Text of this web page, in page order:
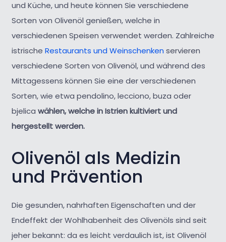
und Küche, und heute können Sie verschiedene
Sorten von Olivenöl genießen, welche in
verschiedenen Speisen verwendet werden. Zahlreiche
istrische Restaurants und Weinschenken servieren
verschiedene Sorten von Olivenöl, und während des
Mittagessens können Sie eine der verschiedenen
Sorten, wie etwa pendolino, lecciono, buza oder
bjelica wählen, welche in Istrien kultiviert und
hergestellt werden.
Olivenöl als Medizin
und Prävention
Die gesunden, nahrhaften Eigenschaften und der
Endeffekt der Wohlhabenheit des Olivenöls sind seit
jeher bekannt: da es leicht verdaulich ist, ist Olivenöl